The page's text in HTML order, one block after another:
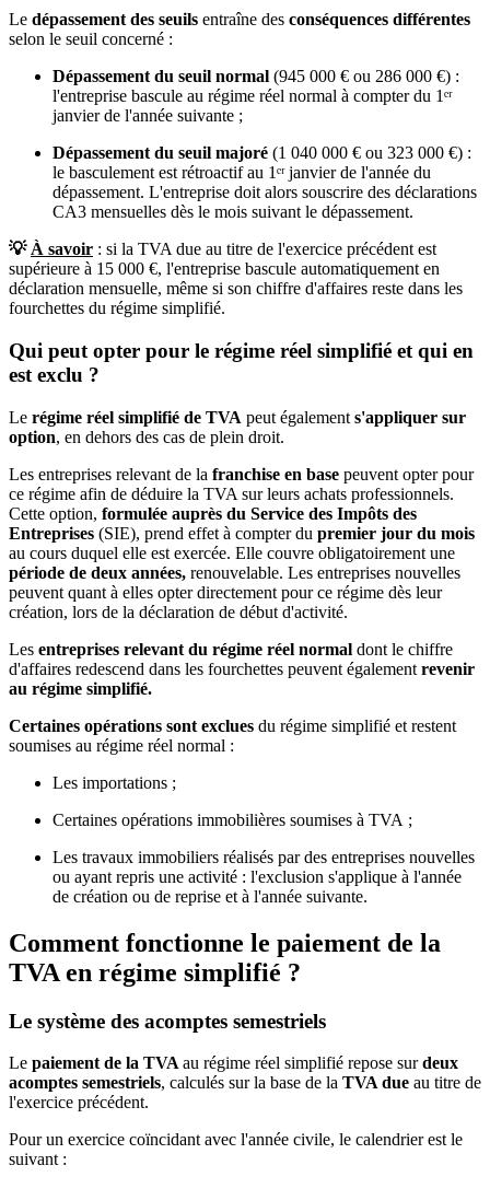
Le dépassement des seuils entraîne des conséquences différentes
selon le seuil concerné :
Dépassement du seuil normal (945 000 € ou 286 000 €) :
l'entreprise bascule au régime réel normal à compter du 1ᵉʳ
janvier de l'année suivante ;
Dépassement du seuil majoré (1 040 000 € ou 323 000 €) :
le basculement est rétroactif au 1ᵉʳ janvier de l'année du
dépassement. L'entreprise doit alors souscrire des déclarations
CA3 mensuelles dès le mois suivant le dépassement.
💡 À savoir : si la TVA due au titre de l'exercice précédent est
supérieure à 15 000 €, l'entreprise bascule automatiquement en
déclaration mensuelle, même si son chiffre d'affaires reste dans les
fourchettes du régime simplifié.
Qui peut opter pour le régime réel simplifié et qui en
est exclu ?
Le régime réel simplifié de TVA peut également s'appliquer sur
option, en dehors des cas de plein droit.
Les entreprises relevant de la franchise en base peuvent opter pour
ce régime afin de déduire la TVA sur leurs achats professionnels.
Cette option, formulée auprès du Service des Impôts des
Entreprises (SIE), prend effet à compter du premier jour du mois
au cours duquel elle est exercée. Elle couvre obligatoirement une
période de deux années, renouvelable. Les entreprises nouvelles
peuvent quant à elles opter directement pour ce régime dès leur
création, lors de la déclaration de début d'activité.
Les entreprises relevant du régime réel normal dont le chiffre
d'affaires redescend dans les fourchettes peuvent également revenir
au régime simplifié.
Certaines opérations sont exclues du régime simplifié et restent
soumises au régime réel normal :
Les importations ;
Certaines opérations immobilières soumises à TVA ;
Les travaux immobiliers réalisés par des entreprises nouvelles
ou ayant repris une activité : l'exclusion s'applique à l'année
de création ou de reprise et à l'année suivante.
Comment fonctionne le paiement de la
TVA en régime simplifié ?
Le système des acomptes semestriels
Le paiement de la TVA au régime réel simplifié repose surdeux
acomptes semestriels, calculés sur la base de la TVA due au titre de
l'exercice précédent.
Pour un exercice coïncidant avec l'année civile, le calendrier est le
suivant :